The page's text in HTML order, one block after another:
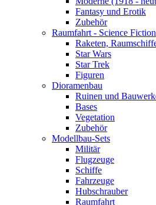
Fantasy und Erotik
Zubehör
Raumfahrt - Science Fiction
Raketen,
Star Wars
Star Trek
Figuren
Dioramenbau
Ruinen und
Bases
Vegetation
Zubehör
Modellbau-Sets
Militär
Flugzeuge
Schiffe
Fahrzeuge
Hubschrauber
Raumfahrt